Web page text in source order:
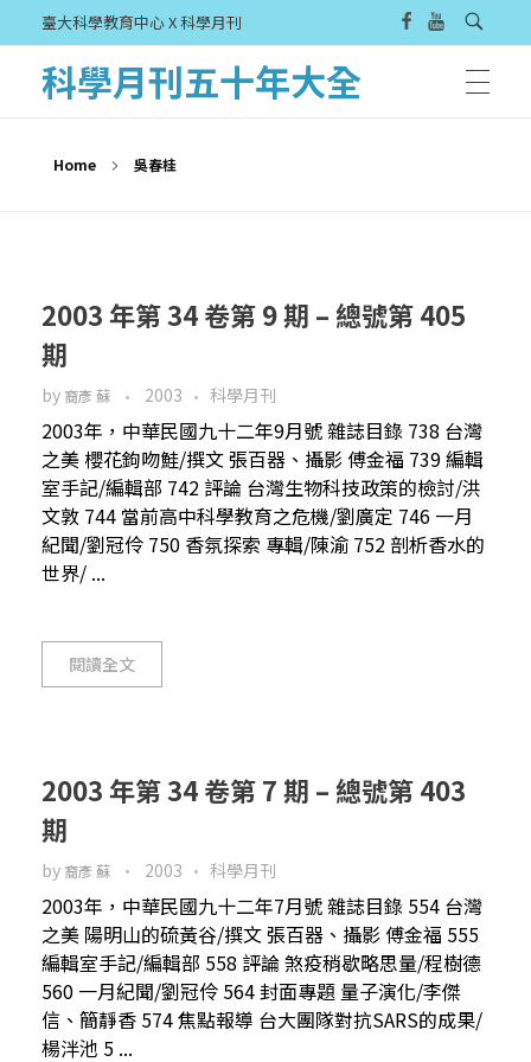
臺大科學教育中心 X 科學月刊
科學月刊五十年大全
Home 吳春桂
2003 年第 34 卷第 9 期 – 總號第 405
期
by 裔彥 蘇 2003 科學月刊
2003年，中華民國九十二年9月號 雜誌目錄 738 台灣
之美 櫻花鉤吻鮭/撰文 張百器、攝影 傅金福 739 編輯
室手記/編輯部 742 評論 台灣生物科技政策的檢討/洪
文敦 744 當前高中科學教育之危機/劉廣定 746 一月
紀聞/劉冠伶 750 香氛探索 專輯/陳渝 752 剖析香水的
世界/ ...
閱讀全文
2003 年第 34 卷第 7 期 – 總號第 403
期
by 裔彥 蘇 2003 科學月刊
2003年，中華民國九十二年7月號 雜誌目錄 554 台灣
之美 陽明山的硫黃谷/撰文 張百器、攝影 傅金福 555
編輯室手記/編輯部 558 評論 煞疫稍歇略思量/程樹德
560 一月紀聞/劉冠伶 564 封面專題 量子演化/李傑
信、簡靜香 574 焦點報導 台大團隊對抗SARS的成果/
楊泮池 5 ...